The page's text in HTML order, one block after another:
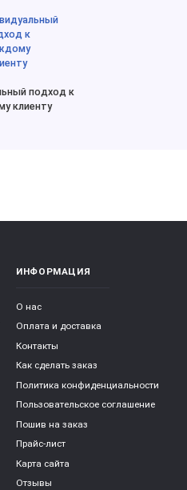
подход к
клиенту
ИНФОРМАЦИЯ
О нас
Оплата и доставка
Контакты
Как сделать заказ
Политика конфиденциальности
Пользовательское соглашение
Пошив на заказ
Прайс-лист
Карта сайта
Отзывы